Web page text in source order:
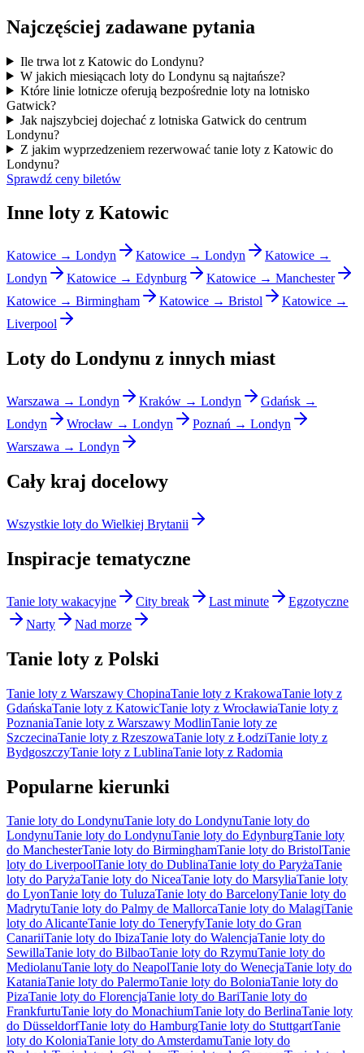
Najczęściej zadawane pytania
Ile trwa lot z Katowic do Londynu?
W jakich miesiącach loty do Londynu są najtańsze?
Które linie lotnicze oferują bezpośrednie loty na lotnisko
Gatwick?
Jak najszybciej dojechać z lotniska Gatwick do centrum
Londynu?
Z jakim wyprzedzeniem rezerwować tanie loty z Katowic do
Londynu?
Sprawdź ceny biletów
Inne loty z Katowic
Katowice → Londyn Katowice → Londyn
Katowice →
Londyn
Katowice → Edynburg
Katowice → Manchester
Katowice → Birmingham
Katowice → Bristol
Katowice →
Liverpool
Loty do Londynu z innych miast
Warszawa → Londyn Kraków → Londyn
Gdańsk →
Londyn
Wrocław → Londyn
Poznań → Londyn
Warszawa → Londyn
Cały kraj docelowy
Wszystkie loty do Wielkiej Brytanii
Inspiracje tematyczne
Tanie loty wakacyjne City break Last minute
Egzotyczne
Narty
Nad morze
Tanie loty z Polski
Tanie loty z Warszawy ChopinaTanie loty z KrakowaTanie loty z
GdańskaTanie loty z KatowicTanie loty z WrocławiaTanie loty z
PoznaniaTanie loty z Warszawy ModlinTanie loty ze
SzczecinaTanie loty z RzeszowaTanie loty z ŁodziTanie loty z
BydgoszczyTanie loty z LublinaTanie loty z Radomia
Popularne kierunki
Tanie loty do LondynuTanie loty do LondynuTanie loty do
LondynuTanie loty do LondynuTanie loty do EdynburgTanie loty
do ManchesterTanie loty do BirminghamTanie loty do BristolTanie
loty do LiverpoolTanie loty do DublinaTanie loty do ParyżaTanie
loty do ParyżaTanie loty do NiceaTanie loty do MarsyliaTanie loty
do LyonTanie loty do TuluzaTanie loty do BarcelonyTanie loty do
MadrytuTanie loty do Palmy de MallorcaTanie loty do MalagiTanie
loty do AlicanteTanie loty do TeneryfyTanie loty do Gran
CanariiTanie loty do IbizaTanie loty do WalencjaTanie loty do
SewillaTanie loty do BilbaoTanie loty do RzymuTanie loty do
MediolanuTanie loty do NeapolTanie loty do WenecjaTanie loty do
KataniaTanie loty do PalermoTanie loty do BoloniaTanie loty do
PizaTanie loty do FlorencjaTanie loty do BariTanie loty do
FrankfurtuTanie loty do MonachiumTanie loty do BerlinaTanie loty
do DüsseldorfTanie loty do HamburgTanie loty do StuttgartTanie
loty do KoloniaTanie loty do AmsterdamuTanie loty do